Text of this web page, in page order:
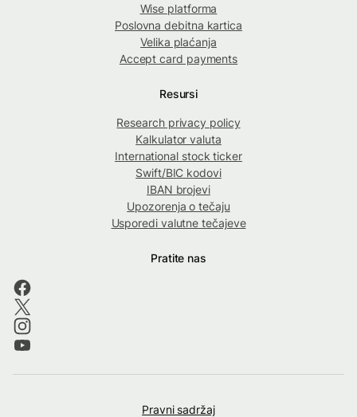
Wise platforma
Poslovna debitna kartica
Velika plaćanja
Accept card payments
Resursi
Research privacy policy
Kalkulator valuta
International stock ticker
Swift/BIC kodovi
IBAN brojevi
Upozorenja o tečaju
Usporedi valutne tečajeve
Pratite nas
Pravni sadržaj